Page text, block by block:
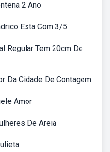
2 Ano
Esta Com 3/5
Regular Tem 20cm De
Da Cidade De Contagem
Amor
De Areia